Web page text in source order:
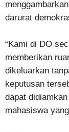
darurat
“Kami di DO
memberikan
dikeluarkan
keputusan
dapat
mahasiswa